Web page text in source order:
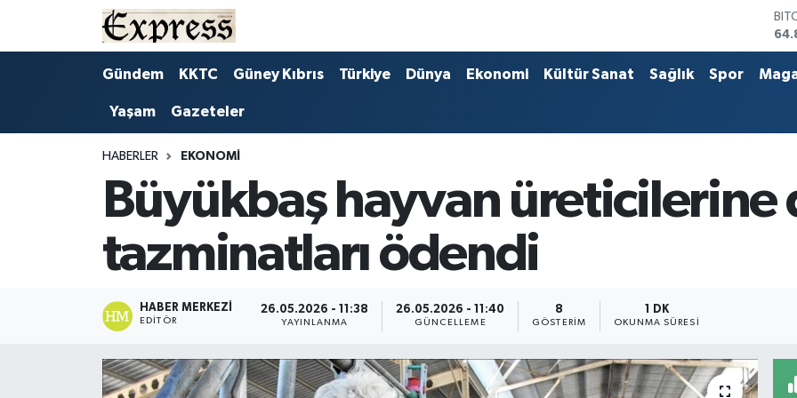
Gündem KKTC Güney Kıbrıs Türkiye Dünya Ekonomi Kültür Sanat Sağlık Spor
Yaşam Gazeteler
HABERLER EKONOMI
Büyükbaş hayvan üreticilerine
tazminatları ödendi
HABER MERKEZI
EDITÖR
26.05.2026 - 11:38
YAYINLANMA
26.05.2026 - 11:40
GÜNCELLEME
8
GÖSTERIM
1 DK
OKUNMA SÜRESI
ALAYKÖY
ALSANCAK
ÇATALKÖY
ENGLISH
Hava Durumu
Trafik Durumu
Süper Lig Puan Durumu ve Fikstür
Tüm Manşetler
Son Dakika Haberleri